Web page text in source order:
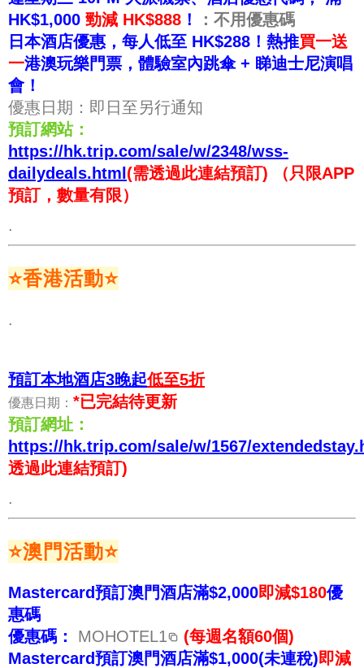
HK$1,000 勁減 HK$888 ！
：不用優惠碼
日本酒店優惠，每人低至 HK$288！熱推買一送
一港澳玩樂門票，體驗室內跳傘 + 睇迪士尼演唱
會！
優惠日期：即日至另行通知
預訂網站：
https://hk.trip.com/sale/w/2348/wss-
dailydeals.html (需透過此連結預訂) （只限APP
預訂，數量有限）
.
⭐香港活動⭐
.
預訂本地酒店3晚起低至5折
優惠日期： *已完結待更新
預訂網址：
https://hk.trip.com/sale/w/1567/
透過此連結預訂)
.
⭐澳門活動⭐
Mastercard預訂澳門酒店滿$2,000即減$180優
惠碼
優惠碼：
MOHOTEL1
(每週名額60個)
Mastercard預訂澳門酒店滿$1,000(未連稅)即減